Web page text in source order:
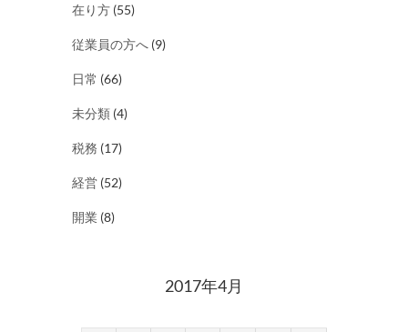
在り方 (55)
従業員の方へ (9)
日常 (66)
未分類 (4)
税務 (17)
経営 (52)
開業 (8)
2017年4月